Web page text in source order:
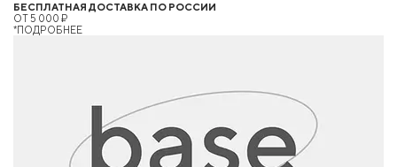
БЕСПЛАТНАЯ ДОСТАВКА ПО РОССИИ
ОТ 5 000 ₽
*ПОДРОБНЕЕ